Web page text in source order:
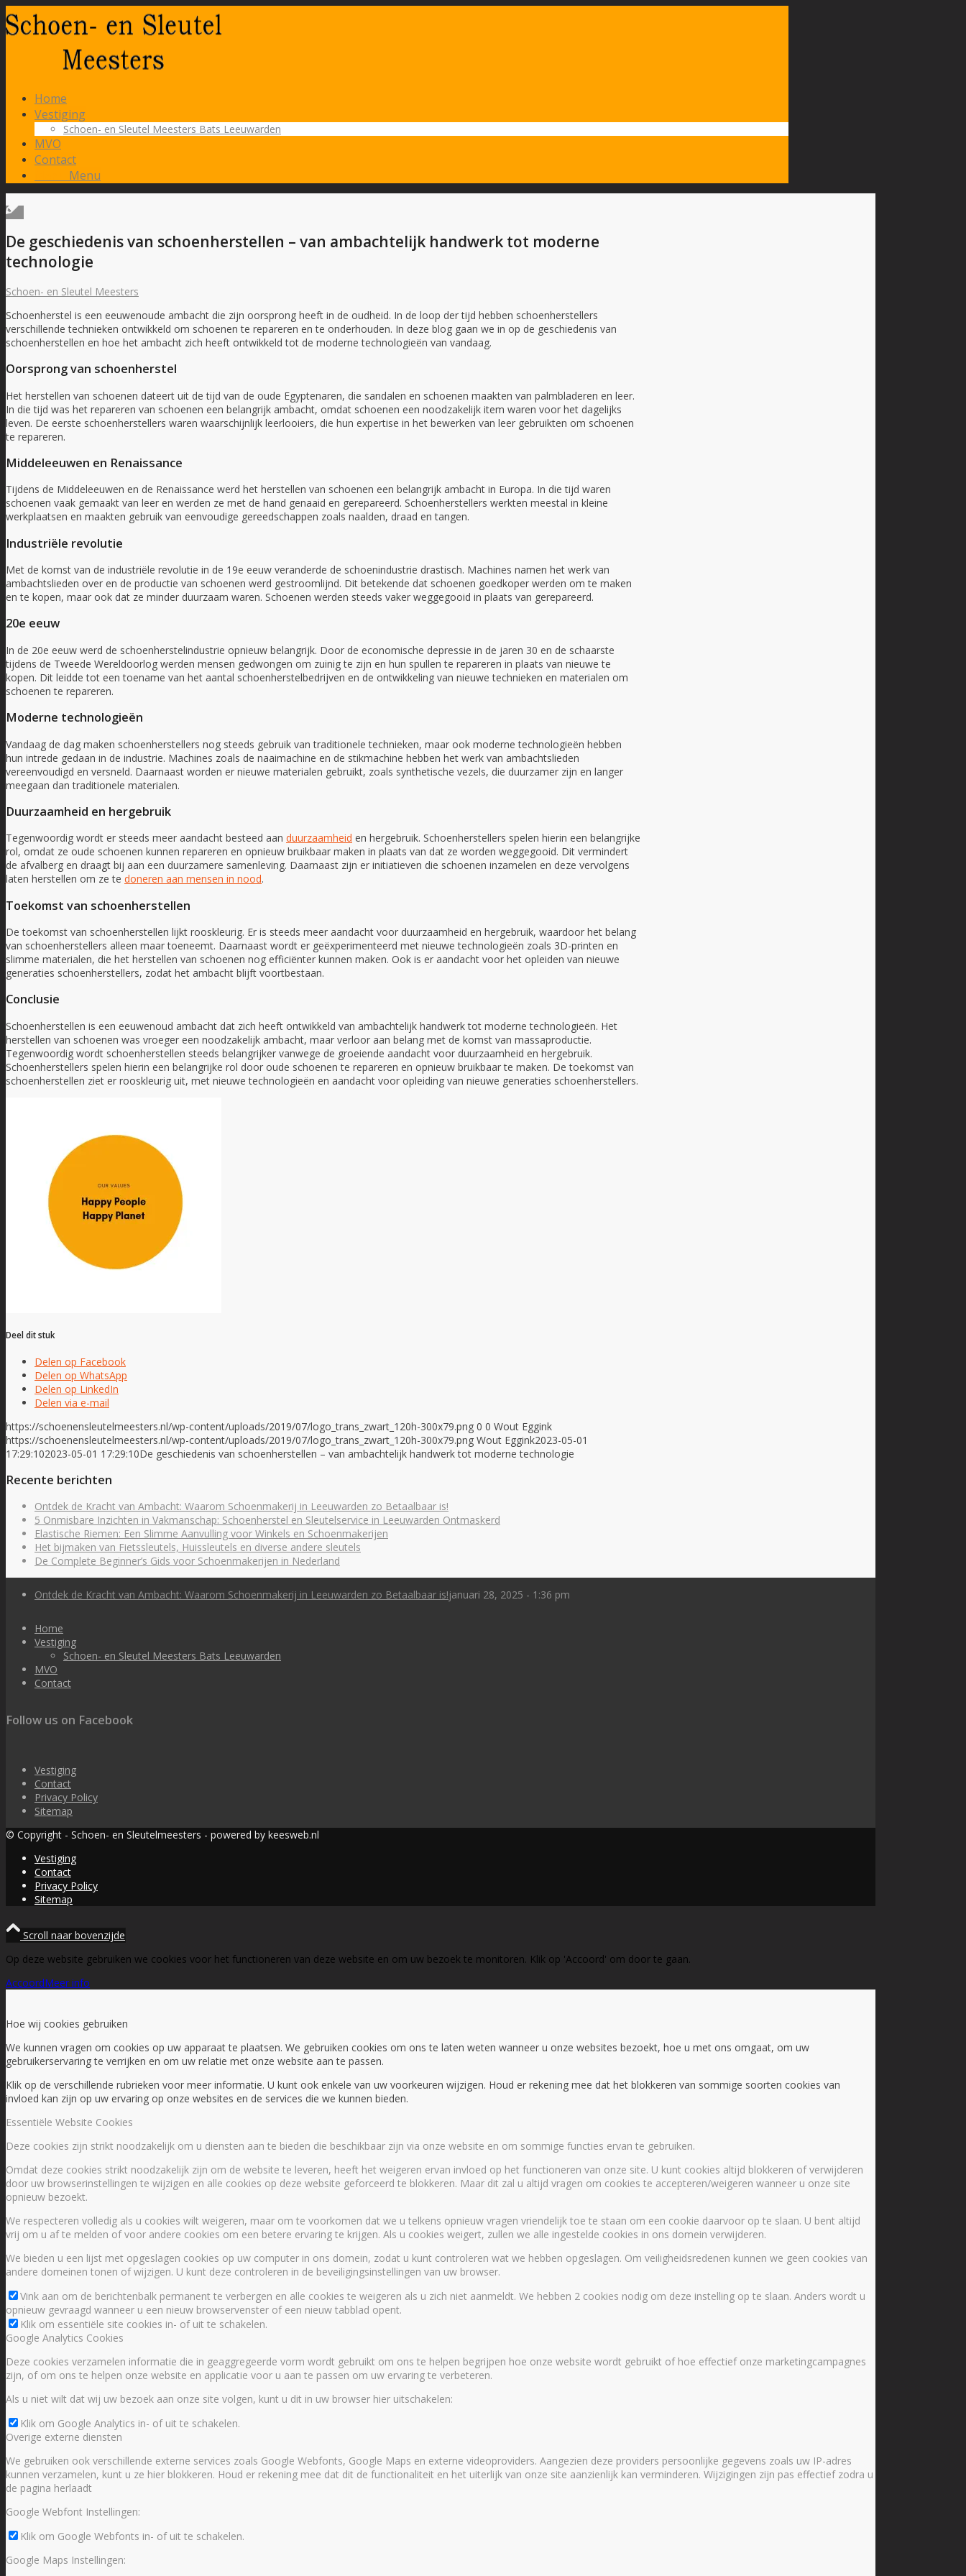
Home
Vestiging
Schoen- en Sleutel Meesters Bats Leeuwarden
MVO
Contact
Menu
De geschiedenis van schoenherstellen – van ambachtelijk handwerk tot moderne
technologie
Schoen- en Sleutel Meesters
Schoenherstel is een eeuwenoude ambacht die zijn oorsprong heeft in de oudheid. In de loop der tijd hebben schoenherstellers
verschillende technieken ontwikkeld om schoenen te repareren en te onderhouden. In deze blog gaan we in op de geschiedenis van
schoenherstellen en hoe het ambacht zich heeft ontwikkeld tot de moderne technologieën van vandaag.
Oorsprong van schoenherstel
Het herstellen van schoenen dateert uit de tijd van de oude Egyptenaren, die sandalen en schoenen maakten van palmbladeren en leer.
In die tijd was het repareren van schoenen een belangrijk ambacht, omdat schoenen een noodzakelijk item waren voor het dagelijks
leven. De eerste schoenherstellers waren waarschijnlijk leerlooiers, die hun expertise in het bewerken van leer gebruikten om schoenen
te repareren.
Middeleeuwen en Renaissance
Tijdens de Middeleeuwen en de Renaissance werd het herstellen van schoenen een belangrijk ambacht in Europa. In die tijd waren
schoenen vaak gemaakt van leer en werden ze met de hand genaaid en gerepareerd. Schoenherstellers werkten meestal in kleine
werkplaatsen en maakten gebruik van eenvoudige gereedschappen zoals naalden, draad en tangen.
Industriële revolutie
Met de komst van de industriële revolutie in de 19e eeuw veranderde de schoenindustrie drastisch. Machines namen het werk van
ambachtslieden over en de productie van schoenen werd gestroomlijnd. Dit betekende dat schoenen goedkoper werden om te maken
en te kopen, maar ook dat ze minder duurzaam waren. Schoenen werden steeds vaker weggegooid in plaats van gerepareerd.
20e eeuw
In de 20e eeuw werd de schoenherstelindustrie opnieuw belangrijk. Door de economische depressie in de jaren 30 en de schaarste
tijdens de Tweede Wereldoorlog werden mensen gedwongen om zuinig te zijn en hun spullen te repareren in plaats van nieuwe te
kopen. Dit leidde tot een toename van het aantal schoenherstelbedrijven en de ontwikkeling van nieuwe technieken en materialen om
schoenen te repareren.
Moderne technologieën
Vandaag de dag maken schoenherstellers nog steeds gebruik van traditionele technieken, maar ook moderne technologieën hebben
hun intrede gedaan in de industrie. Machines zoals de naaimachine en de stikmachine hebben het werk van ambachtslieden
vereenvoudigd en versneld. Daarnaast worden er nieuwe materialen gebruikt, zoals synthetische vezels, die duurzamer zijn en langer
meegaan dan traditionele materialen.
Duurzaamheid en hergebruik
Tegenwoordig wordt er steeds meer aandacht besteed aan duurzaamheid en hergebruik. Schoenherstellers spelen hierin een belangrijke
rol, omdat ze oude schoenen kunnen repareren en opnieuw bruikbaar maken in plaats van dat ze worden weggegooid. Dit vermindert
de afvalberg en draagt bij aan een duurzamere samenleving. Daarnaast zijn er initiatieven die schoenen inzamelen en deze vervolgens
laten herstellen om ze te doneren aan mensen in nood.
Toekomst van schoenherstellen
De toekomst van schoenherstellen lijkt rooskleurig. Er is steeds meer aandacht voor duurzaamheid en hergebruik, waardoor het belang
van schoenherstellers alleen maar toeneemt. Daarnaast wordt er geëxperimenteerd met nieuwe technologieën zoals 3D-printen en
slimme materialen, die het herstellen van schoenen nog efficiënter kunnen maken. Ook is er aandacht voor het opleiden van nieuwe
generaties schoenherstellers, zodat het ambacht blijft voortbestaan.
Conclusie
Schoenherstellen is een eeuwenoud ambacht dat zich heeft ontwikkeld van ambachtelijk handwerk tot moderne technologieën. Het
herstellen van schoenen was vroeger een noodzakelijk ambacht, maar verloor aan belang met de komst van massaproductie.
Tegenwoordig wordt schoenherstellen steeds belangrijker vanwege de groeiende aandacht voor duurzaamheid en hergebruik.
Schoenherstellers spelen hierin een belangrijke rol door oude schoenen te repareren en opnieuw bruikbaar te maken. De toekomst van
schoenherstellen ziet er rooskleurig uit, met nieuwe technologieën en aandacht voor opleiding van nieuwe generaties schoenherstellers.
Deel dit stuk
Delen op Facebook
Delen op WhatsApp
Delen op LinkedIn
Delen via e-mail
https://schoenensleutelmeesters.nl/wp-content/uploads/2019/07/logo_trans_zwart_120h-300x79.png 0 0 Wout Eggink
https://schoenensleutelmeesters.nl/wp-content/uploads/2019/07/logo_trans_zwart_120h-300x79.png Wout Eggink2023-05-01
17:29:102023-05-01 17:29:10De geschiedenis van schoenherstellen – van ambachtelijk handwerk tot moderne technologie
Recente berichten
Ontdek de Kracht van Ambacht: Waarom Schoenmakerij in Leeuwarden zo Betaalbaar is!
5 Onmisbare Inzichten in Vakmanschap: Schoenherstel en Sleutelservice in Leeuwarden Ontmaskerd
Elastische Riemen: Een Slimme Aanvulling voor Winkels en Schoenmakerijen
Het bijmaken van Fietssleutels, Huissleutels en diverse andere sleutels
De Complete Beginner’s Gids voor Schoenmakerijen in Nederland
Ontdek de Kracht van Ambacht: Waarom Schoenmakerij in Leeuwarden zo Betaalbaar is!januari 28, 2025 - 1:36 pm
Home
Vestiging
Schoen- en Sleutel Meesters Bats Leeuwarden
MVO
Contact
Follow us on Facebook
Vestiging
Contact
Privacy Policy
Sitemap
© Copyright - Schoen- en Sleutelmeesters - powered by keesweb.nl
Vestiging
Contact
Privacy Policy
Sitemap
Scroll naar bovenzijde
Op deze website gebruiken we cookies voor het functioneren van deze website en om uw bezoek te monitoren. Klik op 'Accoord' om door te gaan.
AccoordMeer info
Hoe wij cookies gebruiken
We kunnen vragen om cookies op uw apparaat te plaatsen. We gebruiken cookies om ons te laten weten wanneer u onze websites bezoekt, hoe u met ons omgaat, om uw
gebruikerservaring te verrijken en om uw relatie met onze website aan te passen.
Klik op de verschillende rubrieken voor meer informatie. U kunt ook enkele van uw voorkeuren wijzigen. Houd er rekening mee dat het blokkeren van sommige soorten cookies van
invloed kan zijn op uw ervaring op onze websites en de services die we kunnen bieden.
Essentiële Website Cookies
Deze cookies zijn strikt noodzakelijk om u diensten aan te bieden die beschikbaar zijn via onze website en om sommige functies ervan te gebruiken.
Omdat deze cookies strikt noodzakelijk zijn om de website te leveren, heeft het weigeren ervan invloed op het functioneren van onze site. U kunt cookies altijd blokkeren of verwijderen
door uw browserinstellingen te wijzigen en alle cookies op deze website geforceerd te blokkeren. Maar dit zal u altijd vragen om cookies te accepteren/weigeren wanneer u onze site
opnieuw bezoekt.
We respecteren volledig als u cookies wilt weigeren, maar om te voorkomen dat we u telkens opnieuw vragen vriendelijk toe te staan om een cookie daarvoor op te slaan. U bent altijd
vrij om u af te melden of voor andere cookies om een betere ervaring te krijgen. Als u cookies weigert, zullen we alle ingestelde cookies in ons domein verwijderen.
We bieden u een lijst met opgeslagen cookies op uw computer in ons domein, zodat u kunt controleren wat we hebben opgeslagen. Om veiligheidsredenen kunnen we geen cookies van
andere domeinen tonen of wijzigen. U kunt deze controleren in de beveiligingsinstellingen van uw browser.
Vink aan om de berichtenbalk permanent te verbergen en alle cookies te weigeren als u zich niet aanmeldt. We hebben 2 cookies nodig om deze instelling op te slaan. Anders wordt u
opnieuw gevraagd wanneer u een nieuw browservenster of een nieuw tabblad opent.
Klik om essentiële site cookies in- of uit te schakelen.
Google Analytics Cookies
Deze cookies verzamelen informatie die in geaggregeerde vorm wordt gebruikt om ons te helpen begrijpen hoe onze website wordt gebruikt of hoe effectief onze marketingcampagnes
zijn, of om ons te helpen onze website en applicatie voor u aan te passen om uw ervaring te verbeteren.
Als u niet wilt dat wij uw bezoek aan onze site volgen, kunt u dit in uw browser hier uitschakelen:
Klik om Google Analytics in- of uit te schakelen.
Overige externe diensten
We gebruiken ook verschillende externe services zoals Google Webfonts, Google Maps en externe videoproviders. Aangezien deze providers persoonlijke gegevens zoals uw IP-adres
kunnen verzamelen, kunt u ze hier blokkeren. Houd er rekening mee dat dit de functionaliteit en het uiterlijk van onze site aanzienlijk kan verminderen. Wijzigingen zijn pas effectief zodra u
de pagina herlaadt
Google Webfont Instellingen:
Klik om Google Webfonts in- of uit te schakelen.
Google Maps Instellingen: